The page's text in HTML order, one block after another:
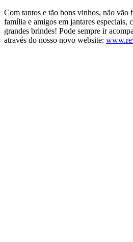
Com tantos e tão bons vinhos, não vão
família e amigos em jantares especiais,
grandes brindes! Pode sempre ir
através do nosso novo website: